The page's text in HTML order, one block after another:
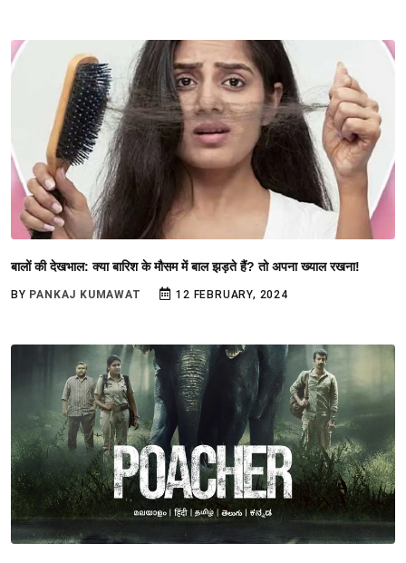
बालों की देखभाल: क्या बारिश के मौसम में बाल झड़ते हैं? तो अपना ख्याल रखना!
BY PANKAJ KUMAWAT 12 FEBRUARY, 2024